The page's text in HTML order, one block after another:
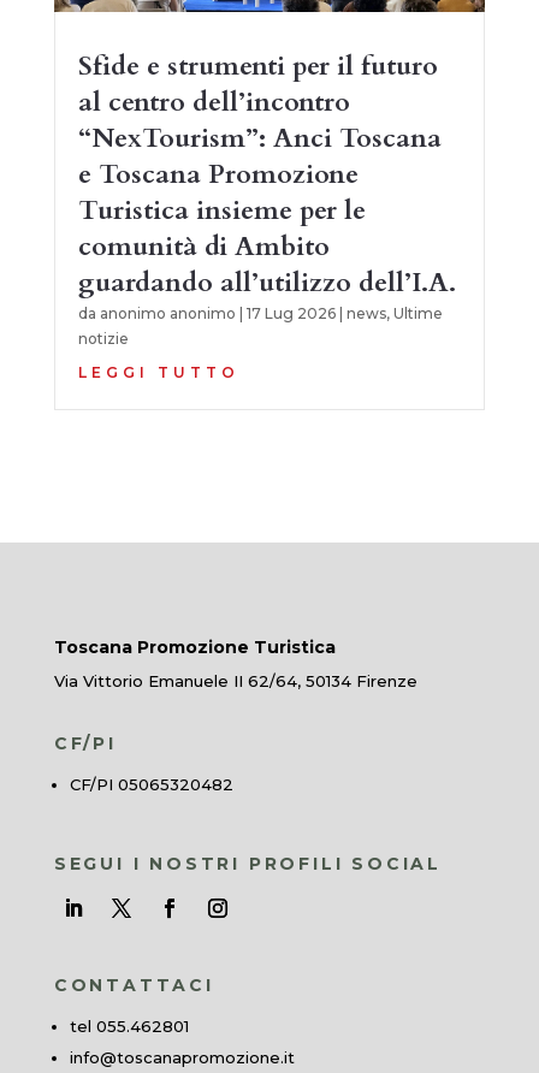
Sfide e strumenti per il futuro
al centro dell’incontro
“NexTourism”: Anci Toscana
e Toscana Promozione
Turistica insieme per le
comunità di Ambito
guardando all’utilizzo dell’I.A.
da anonimo anonimo 17 Lug 2026| news, Ultime
notizie
LEGGI TUTTO
Toscana Promozione Turistica
Via Vittorio Emanuele II 62/64, 50134 Firenze
CF/PI
CF/PI 05065320482
SEGUI I NOSTRI PROFILI SOCIAL
CONTATTACI
tel 055.462801
info@toscanapromozione.it